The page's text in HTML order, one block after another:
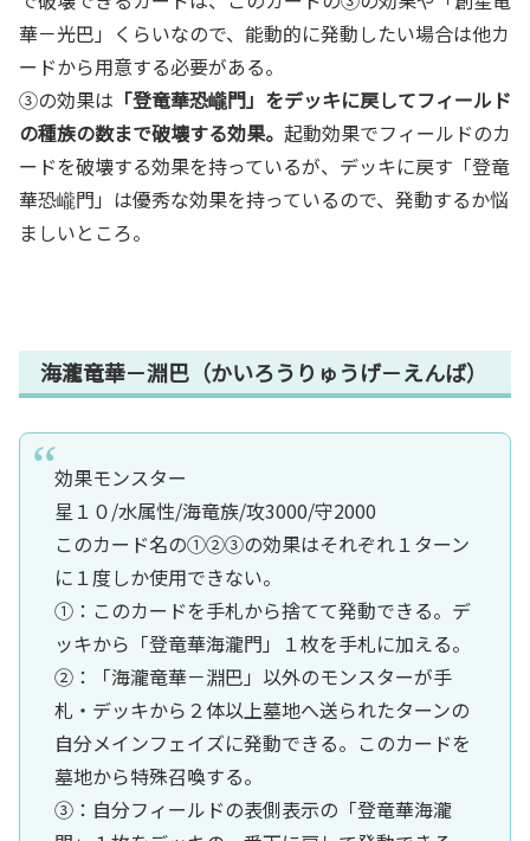
華－光巴」くらいなので、能動的に発動したい場合は他カ
ードから用意する必要がある。
③の効果は 「登竜華恐巄門」をデッキに戻してフィールド
の種族の数まで破壊する効果。 起動効果でフィールドのカ
ードを破壊する効果を持っているが、デッキに戻す「登竜
華恐巄門」は優秀な効果を持っているので、発動するか悩
ましいところ。
海瀧竜華－淵巴（かいろうりゅうげ－えんば）
効果モンスター
星１０/水属性/海竜族/攻3000/守2000
このカード名の①②③の効果はそれぞれ１ターン
に１度しか使用できない。
①：このカードを手札から捨てて発動できる。デ
ッキから「登竜華海瀧門」１枚を手札に加える。
②：「海瀧竜華－淵巴」以外のモンスターが手
札・デッキから２体以上墓地へ送られたターンの
自分メインフェイズに発動できる。このカードを
墓地から特殊召喚する。
③：自分フィールドの表側表示の「登竜華海瀧